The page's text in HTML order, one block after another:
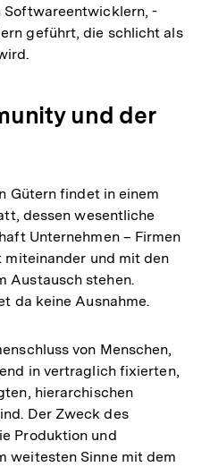
Softwareentwicklern, -
geführt, die schlicht als
und der
Gütern findet in einem
dessen wesentliche
Unternehmen – Firmen
miteinander und mit den
Austausch stehen.
da keine Ausnahme.
von Menschen,
in vertraglich fixierten,
hierarchischen
Der Zweck des
Produktion und
weitesten Sinne mit dem